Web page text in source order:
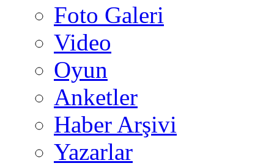
Foto Galeri
Video
Oyun
Anketler
Haber Arşivi
Yazarlar